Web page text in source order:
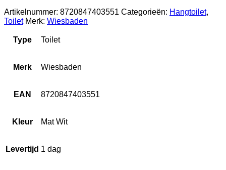
Artikelnummer: 8720847403551 Categorieën: Hangtoilet,
Toilet Merk: Wiesbaden
Type Toilet
Merk Wiesbaden
EAN 8720847403551
Kleur Mat Wit
Levertijd 1 dag